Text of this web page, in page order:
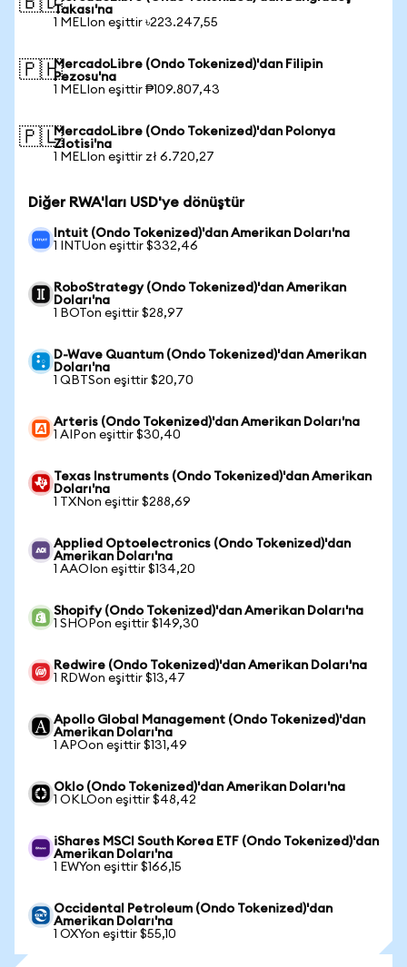
Takası'na
1 MELIon eşittir ৳223.247,55
🇵🇭MercadoLibre (Ondo Tokenized)'dan Filipin
Pezosu'na
1 MELIon eşittir ₱109.807,43
🇵🇱MercadoLibre (Ondo Tokenized)'dan Polonya
Zlotisi'na
1 MELIon eşittir zł 6.720,27
Diğer RWA'ları USD'ye dönüştür
Intuit (Ondo Tokenized)'dan Amerikan Doları'na
1 INTUon eşittir $332,46
RoboStrategy (Ondo Tokenized)'dan Amerikan
Doları'na
1 BOTon eşittir $28,97
D-Wave Quantum (Ondo Tokenized)'dan Amerikan
Doları'na
1 QBTSon eşittir $20,70
Arteris (Ondo Tokenized)'dan Amerikan Doları'na
1 AIPon eşittir $30,40
Texas Instruments (Ondo Tokenized)'dan Amerikan
Doları'na
1 TXNon eşittir $288,69
Applied Optoelectronics (Ondo Tokenized)'dan
Amerikan Doları'na
1 AAOIon eşittir $134,20
Shopify (Ondo Tokenized)'dan Amerikan Doları'na
1 SHOPon eşittir $149,30
Redwire (Ondo Tokenized)'dan Amerikan Doları'na
1 RDWon eşittir $13,47
Apollo Global Management (Ondo Tokenized)'dan
Amerikan Doları'na
1 APOon eşittir $131,49
Oklo (Ondo Tokenized)'dan Amerikan Doları'na
1 OKLOon eşittir $48,42
iShares MSCI South Korea ETF (Ondo Tokenized)'dan
Amerikan Doları'na
1 EWYon eşittir $166,15
Occidental Petroleum (Ondo Tokenized)'dan
Amerikan Doları'na
1 OXYon eşittir $55,10